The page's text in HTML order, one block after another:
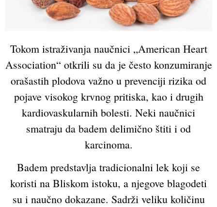
Tokom istraživanja naučnici „American Heart
Association“ otkrili su da je često konzumiranje
orašastih plodova važno u prevenciji rizika od
pojave visokog krvnog pritiska, kao i drugih
kardiovaskularnih bolesti. Neki naučnici
smatraju da badem delimično štiti i od
karcinoma.
Badem predstavlja tradicionalni lek koji se
koristi na Bliskom istoku, a njegove blagodeti
su i naučno dokazane. Sadrži veliku količinu